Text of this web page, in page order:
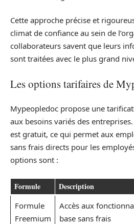
Cette approche précise et
climat de confiance au sein de
collaborateurs savent que leurs
sont traitées avec le plus grand
Les options tarifaires de
Mypeopledoc propose une
aux besoins variés des entreprises.
est gratuit, ce qui permet aux
sans frais directs pour les
options sont :
Formule Description
Formule
Freemium
Accès aux
base sans frais